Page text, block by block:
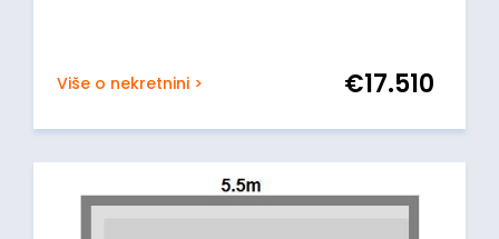
Više o nekretnini > €17.510